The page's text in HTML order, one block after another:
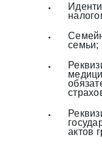
семьи;
актов